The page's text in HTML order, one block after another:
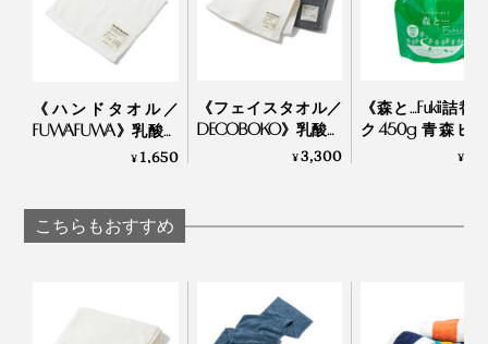
再び『UKIHA』に新調しましたが、やっぱりいい……！
この気持ちよさ、みんなに知ってほしいなぁ。
《ハンドタオル／
FUWAFUWA》乳酸パ
ワーで抗菌・防臭、
EARTH
¥1,650
《フェイスタオル／
DECOBOKO》乳酸パ
ワーで抗菌・防臭、
¥3,300
《森と…Fukii詰替
ク450g 青森ヒ
香り》落ちた汚
¥
こちらもおすすめ